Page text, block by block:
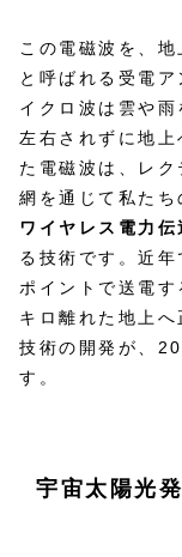
この電磁波を、
と呼ばれる受電
イクロ波は雲や
左右されずに地
た電磁波は、レ
網を通じて私た
ワイヤレス電力伝
る技術です。近
ポイントで送電
キロ離れた地上
技術の開発が、
す。
宇宙太陽光